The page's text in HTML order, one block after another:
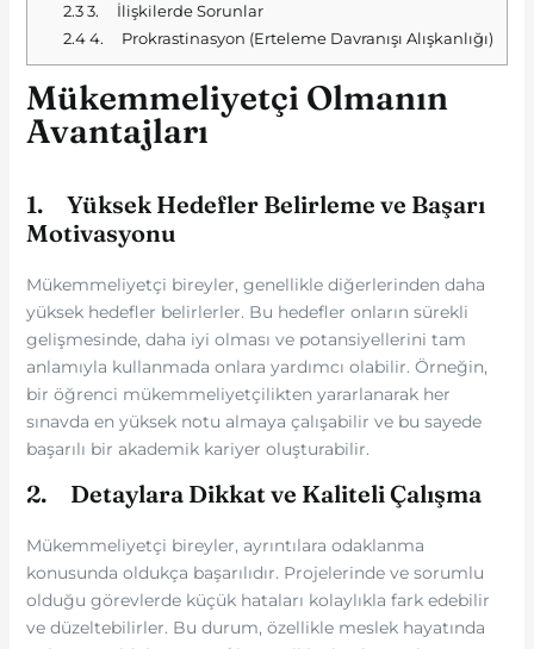
2.33. İlişkilerde Sorunlar
2.44. Prokrastinasyon (Erteleme Davranışı Alışkanlığı)
Mükemmeliyetçi Olmanın
Avantajları
1. Yüksek Hedefler Belirleme ve Başarı
Motivasyonu
Mükemmeliyetçi bireyler, genellikle diğerlerinden daha
yüksek hedefler belirlerler. Bu hedefler onların sürekli
gelişmesinde, daha iyi olması ve potansiyellerini tam
anlamıyla kullanmada onlara yardımcı olabilir. Örneğin,
bir öğrenci mükemmeliyetçilikten yararlanarak her
sınavda en yüksek notu almaya çalışabilir ve bu sayede
başarılı bir akademik kariyer oluşturabilir.
2. Detaylara Dikkat ve Kaliteli Çalışma
Mükemmeliyetçi bireyler, ayrıntılara odaklanma
konusunda oldukça başarılıdır. Projelerinde ve sorumlu
olduğu görevlerde küçük hataları kolaylıkla fark edebilir
ve düzeltebilirler. Bu durum, özellikle meslek hayatında